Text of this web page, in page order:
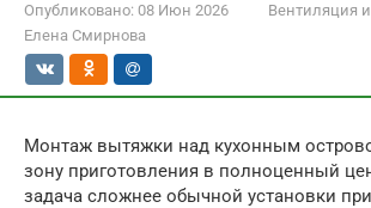
Опубликовано: 08 Июн 2026
Вентиляция
Елена Смирнова
Монтаж вытяжки над кухонным
зону приготовления в полноценный
задача сложнее обычной установки